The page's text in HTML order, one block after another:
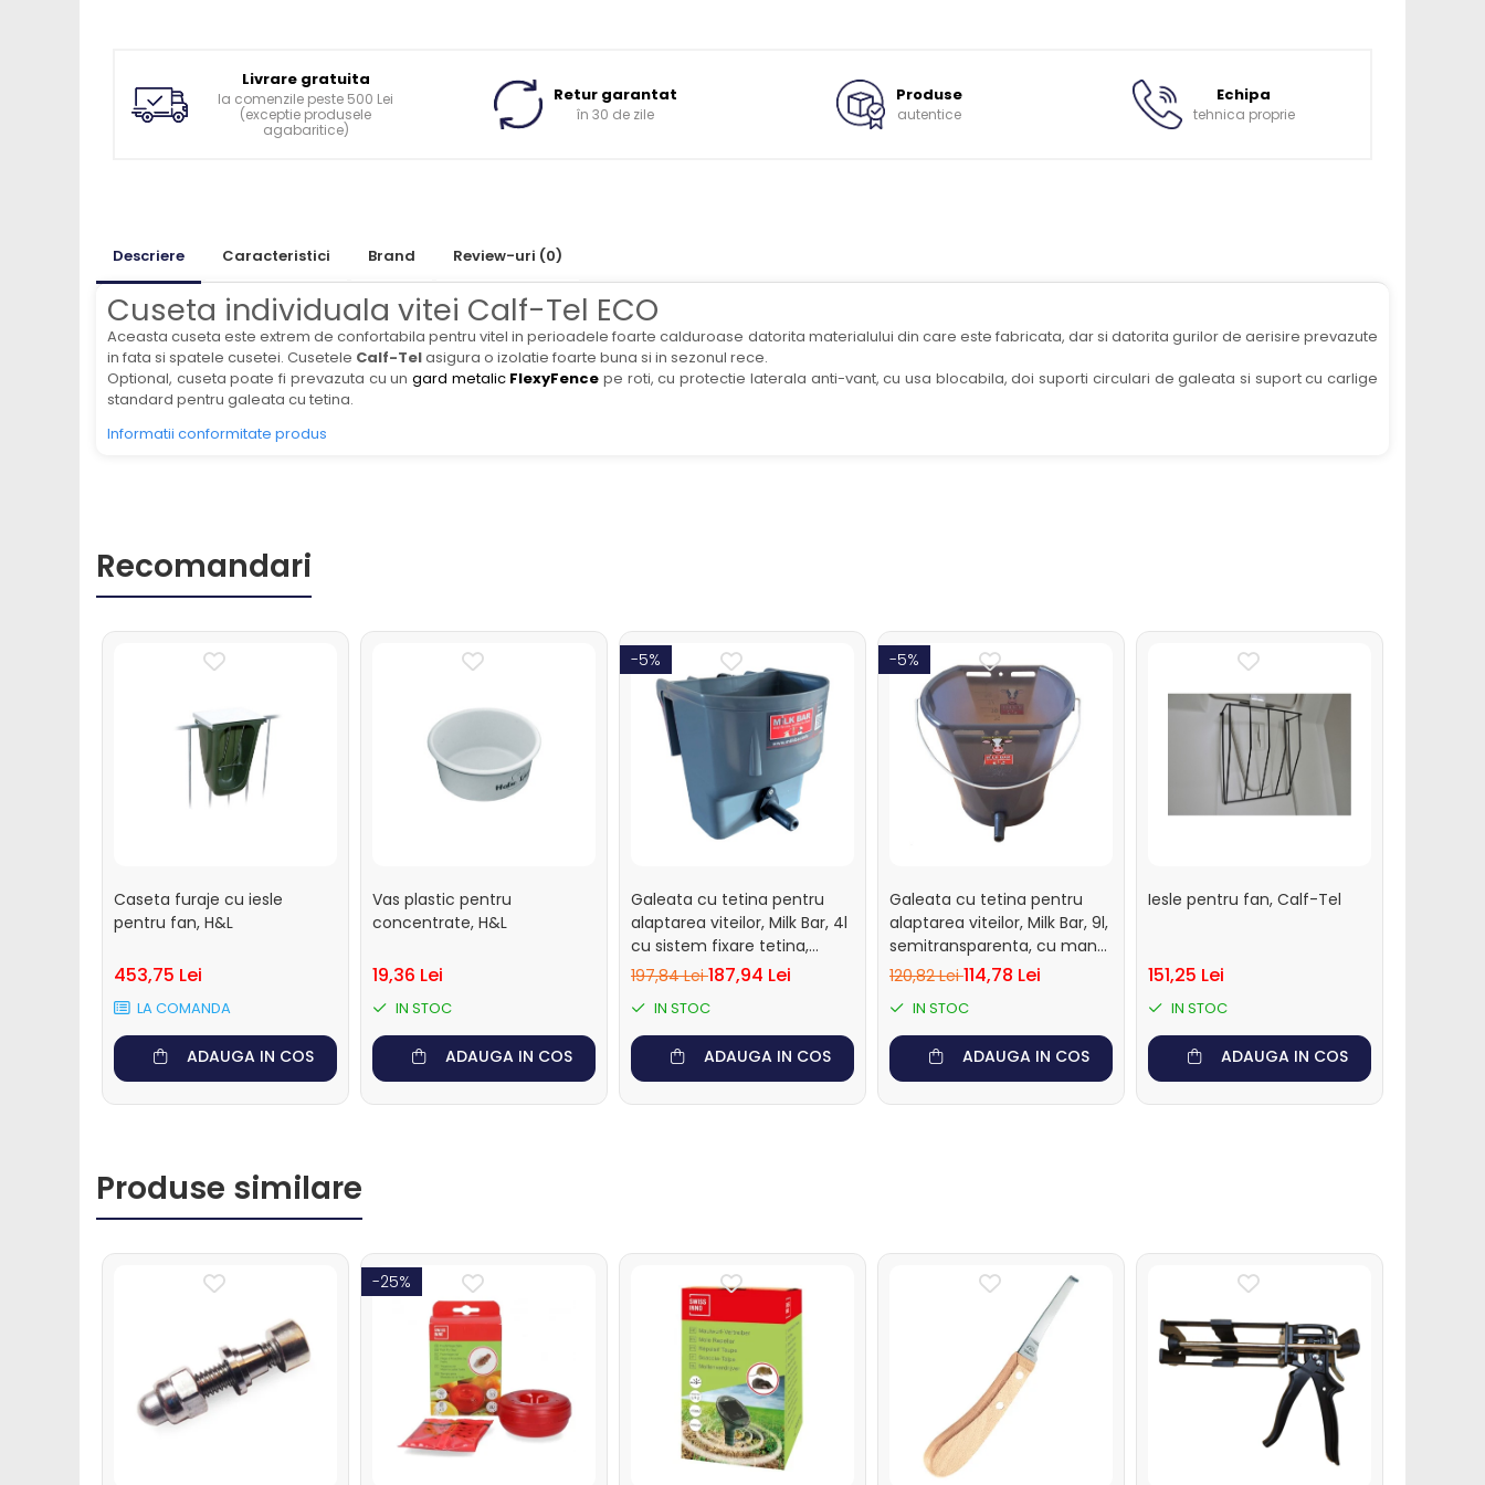
Alaptare vitei
Accesorii cusete vitei
Boxe comune
Cusete individuale
Furajare si adapare vitei
Echipamente si accesorii furajare
Suplimente nutritive vitei
Intarcare vitei
Transport vitei
Ventilatie si climatizare vitei
Alaptare miei si iezi
Alaptare automata miei si iezi
Galeti, bidoane, tetine miei si iezi
Echipamente si accesorii furajare
Management oi si capre
Muls oi si capre
Sanatate si confort oi si
Perii de scarpinat oi si capre
Identificare si marcare porci
Sanatate si confort cai
Curatare si intretinere cai
Livrare gratuita
la comenzile peste 500 Lei
(exceptie produsele
agabaritice)
Retur garantat
în 30 de zile
Produse
autentice
Echipa
tehnica proprie
Descriere Caracteristici Brand Review-uri (0)
Cuseta individuala vitei Calf-Tel ECO
Aceasta cuseta este extrem de confortabila pentru vitel in perioadele foarte calduroase datorita materialului din care este fabricata, dar si datorita gurilor de aerisire prevazute
in fata si spatele cusetei. Cusetele Calf-Telasigura o izolatie foarte buna si in sezonul rece.
Optional, cuseta poate fi prevazuta cu un gard metalic FlexyFence pe roti, cu protectie laterala anti-vant, cu usa blocabila, doi suporti circulari de galeata si suport cu carlige
standard pentru galeata cu tetina.
Informatii conformitate produs
Recomandari
Caseta furaje cu iesle
pentru fan, H&L
453,75 Lei
LA COMANDA
ADAUGA IN COS
Vas plastic pentru
concentrate, H&L
19,36 Lei
IN STOC
ADAUGA IN COS
-5%
Galeata cu tetina pentru
alaptarea viteilor, Milk Bar, 4l
cu sistem fixare tetina,
suport de prindere si carlig
197,84 Lei187,94 Lei
IN STOC
ADAUGA IN COS
-5%
Galeata cu tetina pentru
alaptarea viteilor, Milk Bar, 9l,
semitransparenta, cu maner
metalic
120,82 Lei114,78 Lei
IN STOC
ADAUGA IN COS
Iesle pentru fan, Calf-Tel
151,25 Lei
IN STOC
ADAUGA IN COS
Produse similare
-25%